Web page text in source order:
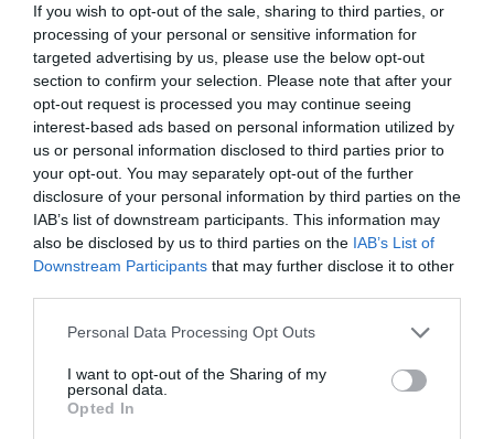
If you wish to opt-out of the sale, sharing to third parties, or
processing of your personal or sensitive information for
targeted advertising by us, please use the below opt-out
section to confirm your selection. Please note that after your
opt-out request is processed you may continue seeing
interest-based ads based on personal information utilized by
us or personal information disclosed to third parties prior to
your opt-out. You may separately opt-out of the further
disclosure of your personal information by third parties on the
IAB’s list of downstream participants. This information may
also be disclosed by us to third parties on the IAB’s List of
Downstream Participants that may further disclose it to other
Personal Data Processing Opt Outs
I want to opt-out of the Sharing of my
personal data.
Opted In